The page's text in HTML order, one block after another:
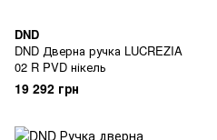
DND
DND Дверна ручка LUCREZIA
02 R PVD нікель
19 292 грн